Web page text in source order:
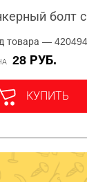
болт
товара — 420494
28 РУБ.
КУПИТЬ